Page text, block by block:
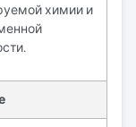
химии и